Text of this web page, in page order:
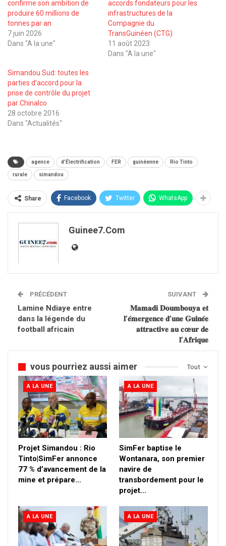
confirme son ambition de
produire 60 millions de
tonnes par an
7 juin 2026
Dans "A la une"
accords fondateurs pour les
infrastructures de la
Compagnie du
TransGuinéen (CTG)
11 août 2023
Dans "A la une"
Simandou Sud: toutes les
parties d’accord pour la
prise de contrôle du projet
par Chinalco
28 octobre 2016
Dans "Actualités"
agence d’Électrification FER guinéenne Rio Tinto
rurale simandou
Share Facebook Twitter WhatsApp
Guinee7.com
PRÉCÉDENT
Lamine Ndiaye entre
dans la légende du
football africain
SUIVANT
𝐌𝐚𝐦𝐚𝐝𝐢 𝐃𝐨𝐮𝐦𝐛𝐨𝐮𝐲𝐚 𝐞𝐭
𝐥’𝐞́𝐦𝐞𝐫𝐠𝐞𝐧𝐜𝐞 𝐝’𝐮𝐧𝐞 𝐆𝐮𝐢𝐧𝐞́𝐞
𝐚𝐭𝐭𝐫𝐚𝐜𝐭𝐢𝐯𝐞 𝐚𝐮 𝐜œ𝐮𝐫 𝐝𝐞
𝐥’𝐀𝐟𝐫𝐢𝐪𝐮𝐞
Tout
vous pourriez aussi aimer
A LA UNE
Projet Simandou : Rio
Tinto|SimFer annonce
77 % d’avancement de la
mine et prépare…
A LA UNE
SimFer baptise le
Wontanara, son premier
navire de
transbordement pour le
projet…
A LA UNE A LA UNE